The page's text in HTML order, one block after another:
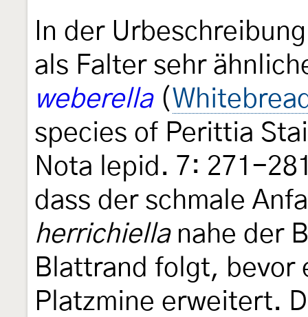
In der
als Falter sehr
weberella(
species of Perittia
Nota lepid. 7: 271-
dass der schmale
herrichiellanahe der
Blattrand folgt, bevor
Platzmine erweitert.